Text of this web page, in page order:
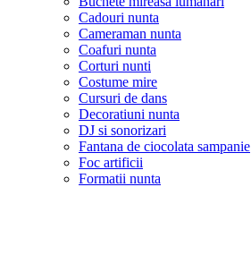
Cadouri nunta
Cameraman nunta
Coafuri nunta
Corturi nunti
Costume mire
Cursuri de dans
Decoratiuni nunta
DJ si sonorizari
Fantana de ciocolata sampanie
Foc artificii
Formatii nunta